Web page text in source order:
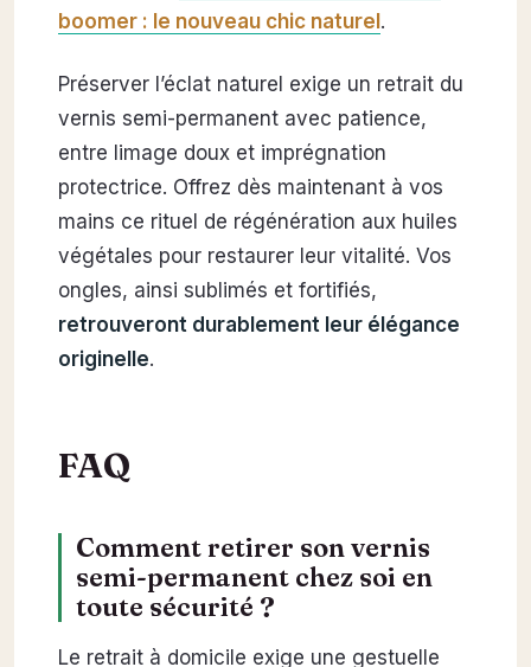
boomer : le nouveau chic naturel.
Préserver l’éclat naturel exige un retrait du
vernis semi-permanent avec patience,
entre limage doux et imprégnation
protectrice. Offrez dès maintenant à vos
mains ce rituel de régénération aux huiles
végétales pour restaurer leur vitalité. Vos
ongles, ainsi sublimés et fortifiés,
retrouveront durablement leur élégance
originelle.
FAQ
Comment retirer son vernis
semi-permanent chez soi en
toute sécurité ?
Le retrait à domicile exige une gestuelle